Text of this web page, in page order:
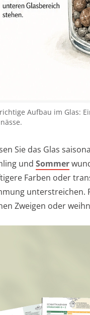
Aufbau im Glas:
Sie das Glas
und Sommer
Farben oder
unterstreichen.
Zweigen oder